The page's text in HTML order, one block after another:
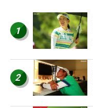
1
2